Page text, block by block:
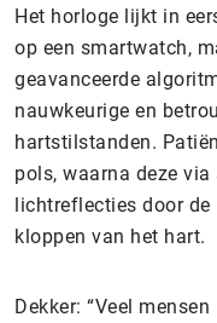
Het horloge lijkt in
op een smartwatch,
geavanceerde
nauwkeurige en
hartstilstanden.
pols, waarna deze
lichtreflecties door
kloppen van het hart.
Dekker: “Veel